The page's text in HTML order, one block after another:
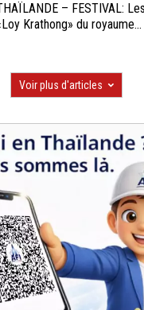
– FESTIVAL:
Krathong» du royaume...
Voir plus d'articles